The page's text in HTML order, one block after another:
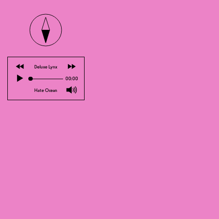
⏪ Deluxe Lynx
⏩
▶
00:00
Hate Ocean 🔊
TARIF
Quoi de mieux que d’accueillir un
gare CFF ? La paix dans le monde
: l’autoroute du fun ! Veuillez
Est-ce qu’avoir l’abonnement
de Man ? Avez-vous déjà goûté au
caisses de supermarchés ? Doit-on
une grosse valise ? Qui aime
sont abordées dans
le concert et un AVC, l’humoriste
transit. Comme disait Douglas-